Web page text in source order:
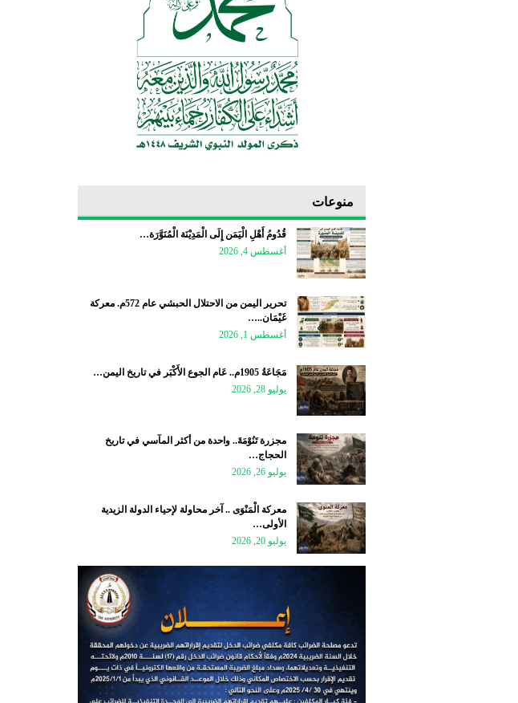
منوعات
قُدُومُ أَهْلِ الْيَمَن إِلَى الْمَدِيْنَة الْمُنَوَّرَة…
أغسطس 4, 2026
تحرير اليمن من الاحتلال الحبشي عام 572م. معركة
غَيْمَان..…
أغسطس 1, 2026
مَجَاعَةُ 1905م.. عَام الجوع الأَكْبَر في تاريخ اليمن…
يوليو 28, 2026
مجزرة تَنُوْمَةَ.. واحدة من أكثر المآسي في تاريخ
الحجاج…
يوليو 26, 2026
معركة الْمَنْوَى .. آخر محاولة لإحياء الدولة الزيدية
الأولى…
يوليو 20, 2026